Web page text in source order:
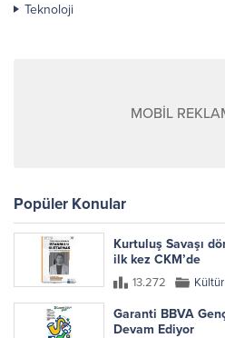
Teknoloji
MOBİL
Popüler Konular
Kurtuluş Savaşı
ilk kez CKM’de
13.272
Garanti BBVA
Devam Ediyor